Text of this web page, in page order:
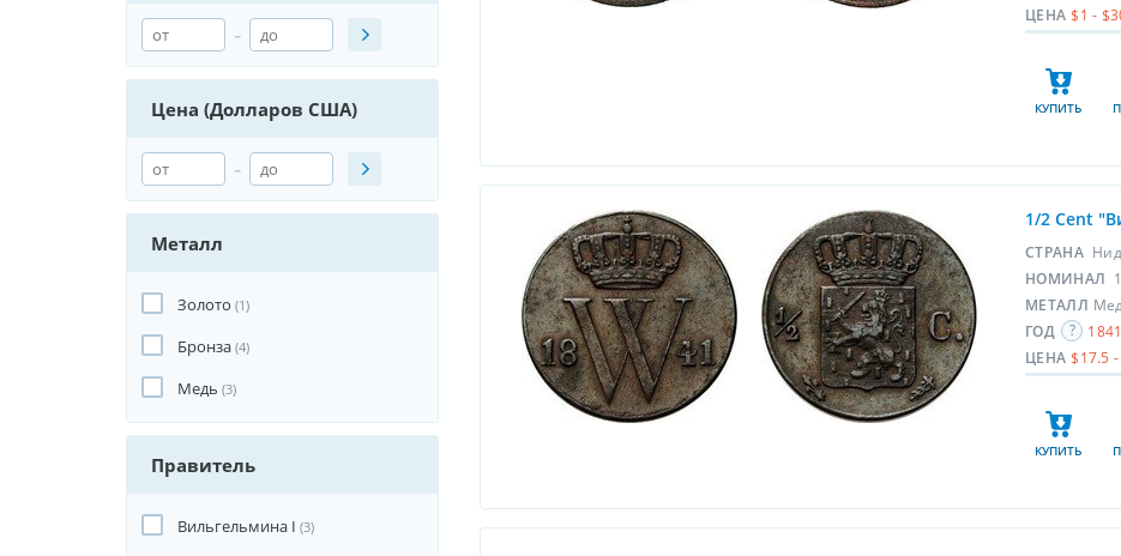
-
Цена (Долларов США)
-
Металл
Золото (1)
Бронза (4)
Медь (3)
Правитель
Вильгельмина I (3)
ЦЕНА $1 -
КУПИТЬ
1/2 Cent
СТРАНА
НОМИНАЛ
МЕТАЛЛ
ГОД
ЦЕНА $17.5
КУПИТЬ